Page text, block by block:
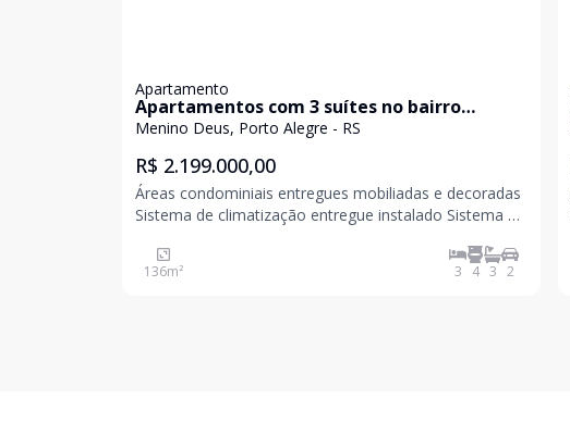
Apartamento
Apartamentos com 3 suítes no bairro
Menino Deus
Menino Deus, Porto Alegre - RS
R$ 2.199.000,00
Áreas condominiais entregues mobiliadas e decoradas
Sistema de climatização entregue instalado Sistema de
massagem, solarium e piscina com borda infinita Hall
de acesso com pé-direito duplo Cozinha /
136m² 3 4 3 2